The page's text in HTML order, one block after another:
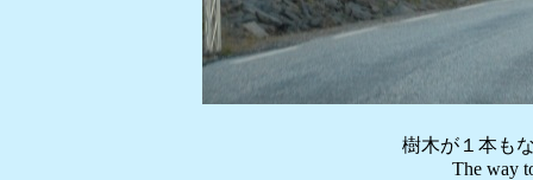
樹木が１本も
The way